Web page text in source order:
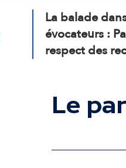
La balade
évocateurs :
respect des
Le